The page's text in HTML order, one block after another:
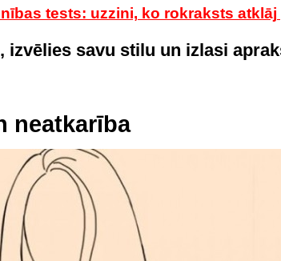
tests: uzzini, ko rokraksts
izvēlies savu stilu un izlasi
neatkarība